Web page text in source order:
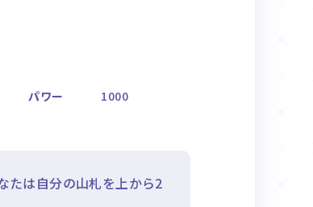
パワー
1000
たは自分の山札を上から2